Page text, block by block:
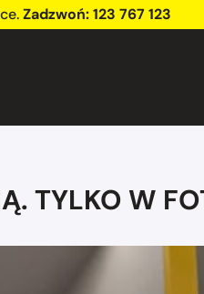
.Zadzwoń:123 767 123
TYLKO W